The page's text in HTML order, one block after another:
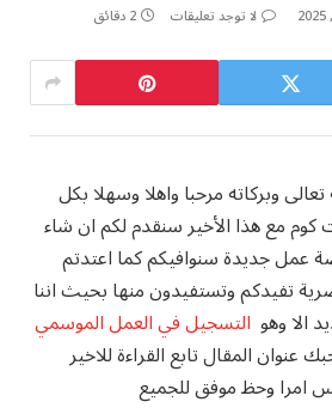
لا توجد تعليقات 2 دقائق
وبركاته مرحبا واهلا وسهلا بكل
كوم مع هذا الأخير سنقدم لكم ان شاء
عمل جديدة سنوافيكم كما اعتدتم
تفيدكم وتستفيدون منها بحيث اننا
الا وهو التسجيل في العمل الموسمي
عنوان المقال تابع القراءة للاخير
امرا وحظ موفق للجميع